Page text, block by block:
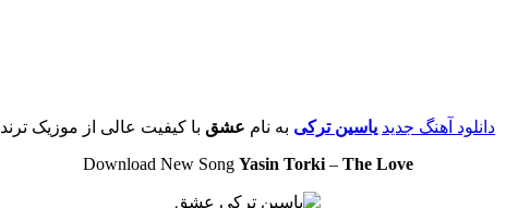
دانلود آهنگ جدید یاسین ترکی به نام عشق با کیفیت عالی از موزیک ترند
Download New Song Yasin Torki– The Love